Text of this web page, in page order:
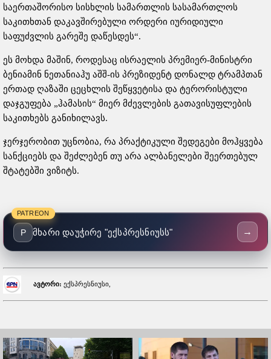
საერთაშორისო სისხლის სამართლის სასამართლოს
საკითხთან დაკავშირებული ორდერი იურიდიული
საფუძვლის გარეშე დაწესდეს“.
ეს მოხდა მაშინ, როდესაც ისრაელის პრემიერ-მინისტრი
ბენიამინ ნეთანიაჰუ აშშ-ის პრეზიდენტ დონალდ ტრამპთან
ერთად ღაზაში ცეცხლის შეწყვეტისა და ტერორისტული
დაჯგუფება „ჰამასის“ მიერ მძევლების გათავისუფლების
საკითხებს განიხილავს.
ჯერჯერობით უცნობია, რა პრაქტიკული შედეგები მოჰყვება
სანქციებს და შეძლებენ თუ არა ალბანელები შეერთებულ
შტატებში ვიზიტს.
PATREON
P მხარი დაუჭირე "ექსპრესნიუსს" →
ავტორი: ექსპრესნიუსი,